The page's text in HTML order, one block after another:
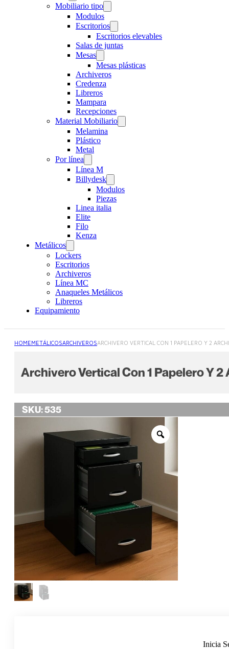
Mobiliario tipo
Modulos
Escritorios
Escritorios elevables
Salas de juntas
Mesas
Mesas plásticas
Archiveros
Credenza
Libreros
Mampara
Recepciones
Material Mobiliario
Melamina
Plástico
Metal
Por línea
Línea M
Billydesk
Modulos
Piezas
Linea italia
Elite
Filo
Kenza
Metálicos
Lockers
Escritorios
Archiveros
Línea MC
Anaqueles Metálicos
Libreros
Equipamiento
HOMEMETÁLICOSARCHIVEROSARCHIVERO VERTICAL CON 1 PAPELERO Y 2
Archivero Vertical Con 1 Papelero Y
SKU:535
Inicia